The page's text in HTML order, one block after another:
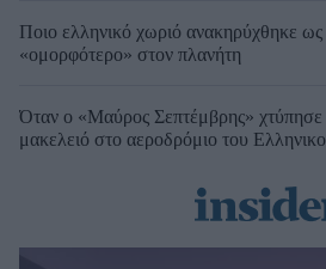
Ποιο ελληνικό χωριό ανακηρύχθηκε ως
«ομορφότερο» στον πλανήτη
Όταν ο «Μαύρος Σεπτέμβρης»
μακελειό στο αεροδρόμιο του